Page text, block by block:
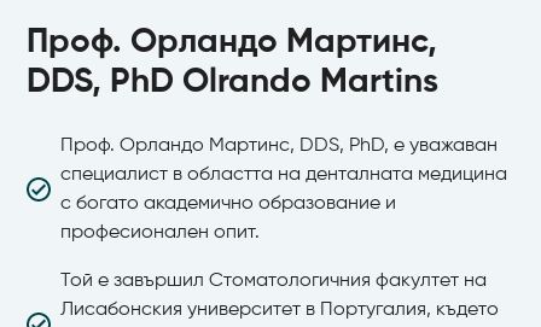
Специалист по пародонтология (ОМД)
Проф. Орландо Мартинс,
DDS, PhD Olrando Martins
Проф. Орландо Мартинс, DDS, PhD, е уважаван
специалист в областта на денталната медицина
с богато академично образование и
професионален опит.
Той е завършил Стоматологичния факултет на
Лисабонския университет в Португалия, където